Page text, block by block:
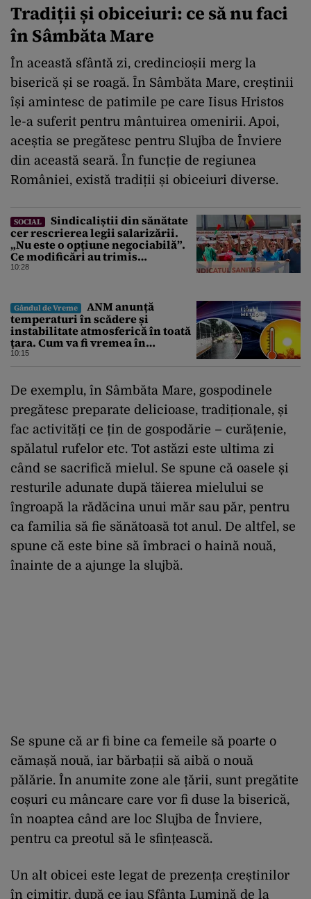
Tradiții și obiceiuri: ce să nu faci
în Sâmbăta Mare
În această sfântă zi, credincioșii merg la
biserică și se roagă. În Sâmbăta Mare, creștinii
își amintesc de patimile pe care Iisus Hristos
le-a suferit pentru mântuirea omenirii. Apoi,
aceștia se pregătesc pentru Slujba de Înviere
din această seară. În funcție de regiunea
României, există tradiții și obiceiuri diverse.
SOCIAL
Sindicaliștii din sănătate
cer rescrierea legii salarizării.
„Nu este o opțiune negociabilă”.
Ce modificări au trimis
Guvernului Bolojan
10:28
Gândul de Vreme
ANM anunță
temperaturi în scădere și
instabilitate atmosferică în toată
țara. Cum va fi vremea în
București și când vin vijeliile
10:15
De exemplu, în Sâmbăta Mare, gospodinele
pregătesc preparate delicioase, tradiționale, și
fac activități ce țin de gospodărie – curățenie,
spălatul rufelor etc. Tot astăzi este ultima zi
când se sacrifică mielul. Se spune că oasele și
resturile adunate după tăierea mielului se
îngroapă la rădăcina unui măr sau păr, pentru
ca familia să fie sănătoasă tot anul. De altfel, se
spune că este bine să îmbraci o haină nouă,
înainte de a ajunge la slujbă.
Se spune că ar fi bine ca femeile să poarte o
cămașă nouă, iar bărbații să aibă o nouă
pălărie. În anumite zone ale țării, sunt pregătite
coșuri cu mâncare care vor fi duse la biserică,
în noaptea când are loc Slujba de Înviere,
pentru ca preotul să le sfințească.
Un alt obicei este legat de prezența creștinilor
în cimitir, după ce iau Sfânta Lumină de la